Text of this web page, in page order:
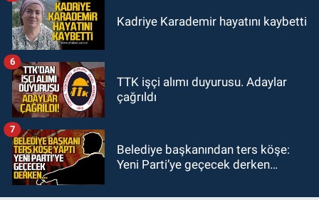
Kadriye Karademir hayatını kaybetti
TTK işçi alımı duyurusu. Adaylar
çağrıldı
6
Belediye başkanından ters köşe:
Yeni Parti’ye geçecek derken…
7